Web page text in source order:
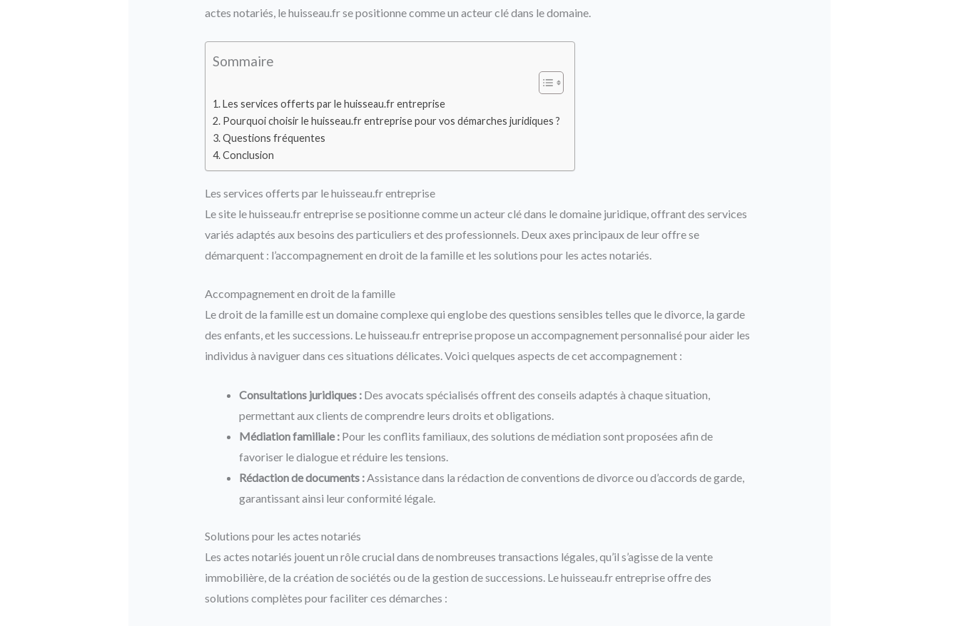
actes notariés, le huisseau.fr se positionne comme un acteur clé dans le domaine.
Sommaire
Les services offerts par le huisseau.fr entreprise
Pourquoi choisir le huisseau.fr entreprise pour vos démarches juridiques ?
Questions fréquentes
Conclusion
Les services offerts par le huisseau.fr entreprise
Le site le huisseau.fr entreprise se positionne comme un acteur clé dans le domaine juridique, offrant des services
variés adaptés aux besoins des particuliers et des professionnels. Deux axes principaux de leur offre se
démarquent : l’accompagnement en droit de la famille et les solutions pour les actes notariés.
Accompagnement en droit de la famille
Le droit de la famille est un domaine complexe qui englobe des questions sensibles telles que le divorce, la garde
des enfants, et les successions. Le huisseau.fr entreprise propose un accompagnement personnalisé pour aider les
individus à naviguer dans ces situations délicates. Voici quelques aspects de cet accompagnement :
Consultations juridiques :Des avocats spécialisés offrent des conseils adaptés à chaque situation,
permettant aux clients de comprendre leurs droits et obligations.
Médiation familiale :Pour les conflits familiaux, des solutions de médiation sont proposées afin de
favoriser le dialogue et réduire les tensions.
Rédaction de documents :Assistance dans la rédaction de conventions de divorce ou d’accords de garde,
garantissant ainsi leur conformité légale.
Solutions pour les actes notariés
Les actes notariés jouent un rôle crucial dans de nombreuses transactions légales, qu’il s’agisse de la vente
immobilière, de la création de sociétés ou de la gestion de successions. Le huisseau.fr entreprise offre des
solutions complètes pour faciliter ces démarches :